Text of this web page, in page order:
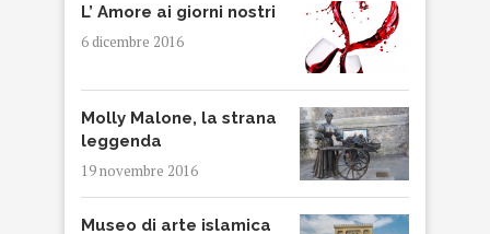
L’ Amore ai giorni nostri
6 dicembre 2016
Molly Malone, la strana
leggenda
19 novembre 2016
Museo di arte islamica